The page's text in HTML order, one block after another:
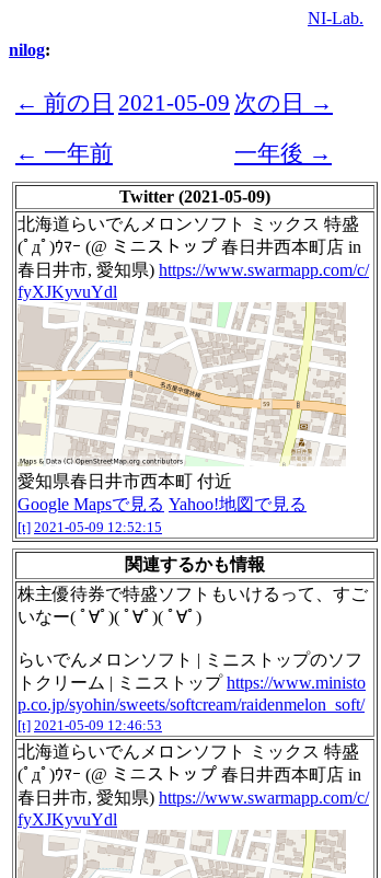
NI-Lab.
nilog:
← 前の日 2021-05-09 次の日 →
← 一年前
一年後 →
Twitter (2021-05-09)
北海道らいでんメロンソフト ミックス 特盛
(ﾟдﾟ)ｳﾏｰ (@ ミニストップ 春日井西本町店 in
春日井市, 愛知県) https://www.swarmapp.com/c/
fyXJKyvuYdl
愛知県春日井市西本町 付近
Google Mapsで見る Yahoo!地図で見る
[t] 2021-05-09 12:52:15
関連するかも情報
株主優待券で特盛ソフトもいけるって、すご
いなー( ﾟ∀ﾟ)( ﾟ∀ﾟ)( ﾟ∀ﾟ)
らいでんメロンソフト | ミニストップのソフ
トクリーム | ミニストップhttps://www.ministo
p.co.jp/syohin/sweets/softcream/raidenmelon_soft/
[t] 2021-05-09 12:46:53
北海道らいでんメロンソフト ミックス 特盛
(ﾟдﾟ)ｳﾏｰ (@ ミニストップ 春日井西本町店 in
春日井市, 愛知県) https://www.swarmapp.com/c/
fyXJKyvuYdl